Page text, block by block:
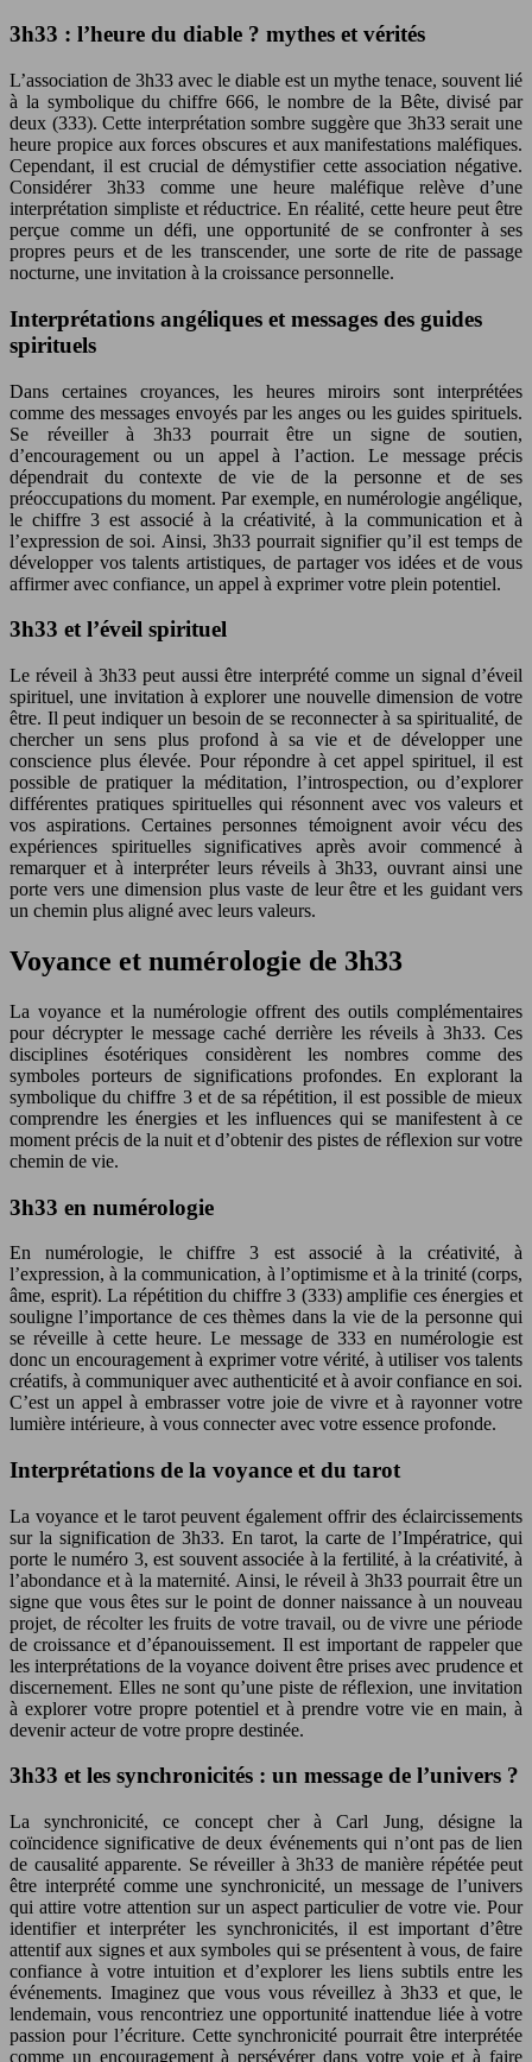
3h33 : l’heure du diable ? mythes et vérités
L’association de 3h33 avec le diable est un mythe tenace, souvent lié
à la symbolique du chiffre 666, le nombre de la Bête, divisé par
deux (333). Cette interprétation sombre suggère que 3h33 serait une
heure propice aux forces obscures et aux manifestations maléfiques.
Cependant, il est crucial de démystifier cette association négative.
Considérer 3h33 comme une heure maléfique relève d’une
interprétation simpliste et réductrice. En réalité, cette heure peut être
perçue comme un défi, une opportunité de se confronter à ses
propres peurs et de les transcender, une sorte de rite de passage
nocturne, une invitation à la croissance personnelle.
Interprétations angéliques et messages des guides
spirituels
Dans certaines croyances, les heures miroirs sont interprétées
comme des messages envoyés par les anges ou les guides spirituels.
Se réveiller à 3h33 pourrait être un signe de soutien,
d’encouragement ou un appel à l’action. Le message précis
dépendrait du contexte de vie de la personne et de ses
préoccupations du moment. Par exemple, en numérologie angélique,
le chiffre 3 est associé à la créativité, à la communication et à
l’expression de soi. Ainsi, 3h33 pourrait signifier qu’il est temps de
développer vos talents artistiques, de partager vos idées et de vous
affirmer avec confiance, un appel à exprimer votre plein potentiel.
3h33 et l’éveil spirituel
Le réveil à 3h33 peut aussi être interprété comme un signal d’éveil
spirituel, une invitation à explorer une nouvelle dimension de votre
être. Il peut indiquer un besoin de se reconnecter à sa spiritualité, de
chercher un sens plus profond à sa vie et de développer une
conscience plus élevée. Pour répondre à cet appel spirituel, il est
possible de pratiquer la méditation, l’introspection, ou d’explorer
différentes pratiques spirituelles qui résonnent avec vos valeurs et
vos aspirations. Certaines personnes témoignent avoir vécu des
expériences spirituelles significatives après avoir commencé à
remarquer et à interpréter leurs réveils à 3h33, ouvrant ainsi une
porte vers une dimension plus vaste de leur être et les guidant vers
un chemin plus aligné avec leurs valeurs.
Voyance et numérologie de 3h33
La voyance et la numérologie offrent des outils complémentaires
pour décrypter le message caché derrière les réveils à 3h33. Ces
disciplines ésotériques considèrent les nombres comme des
symboles porteurs de significations profondes. En explorant la
symbolique du chiffre 3 et de sa répétition, il est possible de mieux
comprendre les énergies et les influences qui se manifestent à ce
moment précis de la nuit et d’obtenir des pistes de réflexion sur votre
chemin de vie.
3h33 en numérologie
En numérologie, le chiffre 3 est associé à la créativité, à
l’expression, à la communication, à l’optimisme et à la trinité (corps,
âme, esprit). La répétition du chiffre 3 (333) amplifie ces énergies et
souligne l’importance de ces thèmes dans la vie de la personne qui
se réveille à cette heure. Le message de 333 en numérologie est
donc un encouragement à exprimer votre vérité, à utiliser vos talents
créatifs, à communiquer avec authenticité et à avoir confiance en soi.
C’est un appel à embrasser votre joie de vivre et à rayonner votre
lumière intérieure, à vous connecter avec votre essence profonde.
Interprétations de la voyance et du tarot
La voyance et le tarot peuvent également offrir des éclaircissements
sur la signification de 3h33. En tarot, la carte de l’Impératrice, qui
porte le numéro 3, est souvent associée à la fertilité, à la créativité, à
l’abondance et à la maternité. Ainsi, le réveil à 3h33 pourrait être un
signe que vous êtes sur le point de donner naissance à un nouveau
projet, de récolter les fruits de votre travail, ou de vivre une période
de croissance et d’épanouissement. Il est important de rappeler que
les interprétations de la voyance doivent être prises avec prudence et
discernement. Elles ne sont qu’une piste de réflexion, une invitation
à explorer votre propre potentiel et à prendre votre vie en main, à
devenir acteur de votre propre destinée.
3h33 et les synchronicités : un message de l’univers ?
La synchronicité, ce concept cher à Carl Jung, désigne la
coïncidence significative de deux événements qui n’ont pas de lien
de causalité apparente. Se réveiller à 3h33 de manière répétée peut
être interprété comme une synchronicité, un message de l’univers
qui attire votre attention sur un aspect particulier de votre vie. Pour
identifier et interpréter les synchronicités, il est important d’être
attentif aux signes et aux symboles qui se présentent à vous, de faire
confiance à votre intuition et d’explorer les liens subtils entre les
événements. Imaginez que vous vous réveillez à 3h33 et que, le
lendemain, vous rencontriez une opportunité inattendue liée à votre
passion pour l’écriture. Cette synchronicité pourrait être interprétée
comme un encouragement à persévérer dans votre voie et à faire